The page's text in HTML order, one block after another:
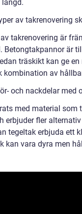
längd.
av takrenovering
takrenovering är
är
träskikt kan ge
kombination av
och nackdelar med
med material
erbjuder fler
tegeltak erbjuda ett
kan vara dyra men